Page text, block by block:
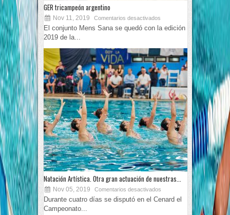
GER tricampeón argentino
Nov 11, 2019 Comentarios desactivados
El conjunto Mens Sana se quedó con la edición
2019 de la...
Natación Artística. Otra gran actuación de nuestras...
Nov 05, 2019 Comentarios desactivados
Durante cuatro días se disputó en el Cenard el
Campeonato...